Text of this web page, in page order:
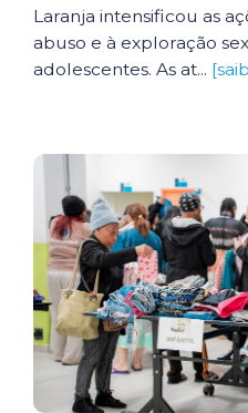
Laranja intensificou as
abuso e à exploração
adolescentes. As at...